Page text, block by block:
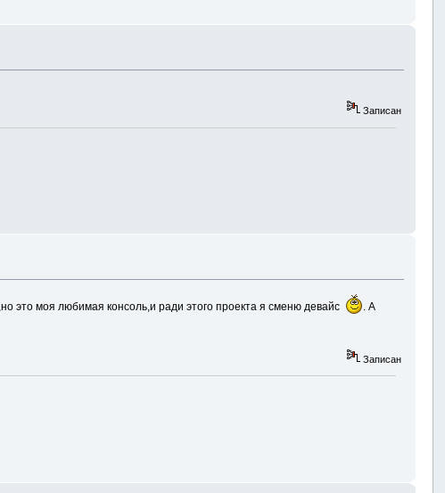
Записан
,но это моя любимая консоль,и ради этого проекта я сменю девайс . А
Записан